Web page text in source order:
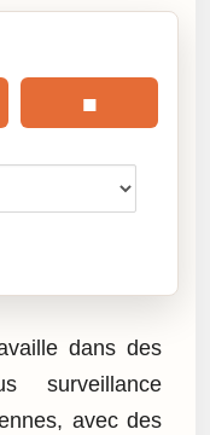
■
dans des
surveillance
avec des